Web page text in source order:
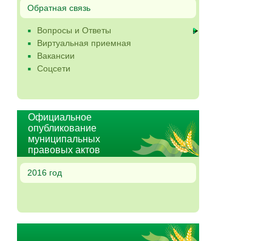
Обратная связь
Вопросы и Ответы
Виртуальная приемная
Вакансии
Соцсети
Официальное
опубликование
муниципальных
правовых актов
2016 год